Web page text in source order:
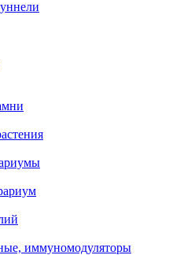
иммуномодуляторы